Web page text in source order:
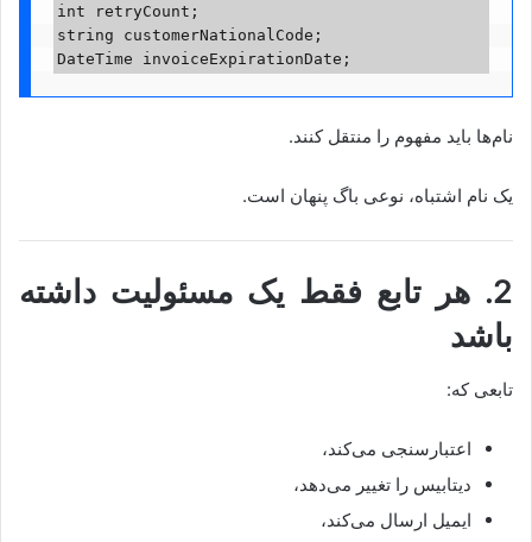
int retryCount;
string customerNationalCode;
DateTime invoiceExpirationDate;
نام‌ها باید مفهوم را منتقل کنند.
یک نام اشتباه، نوعی باگ پنهان است.
2. هر تابع فقط یک مسئولیت داشته
باشد
تابعی که:
اعتبارسنجی می‌کند،
دیتابیس را تغییر می‌دهد،
ایمیل ارسال می‌کند،